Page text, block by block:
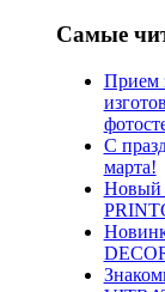
Самые
Прием
С
марта!
Новый